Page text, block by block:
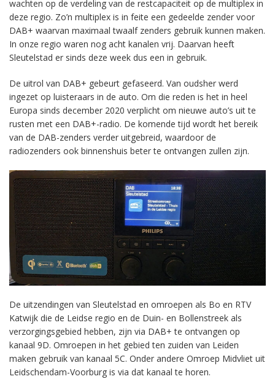
wachten op de verdeling van de restcapaciteit op de multiplex in
deze regio. Zo’n multiplex is in feite een gedeelde zender voor
DAB+ waarvan maximaal twaalf zenders gebruik kunnen maken.
In onze regio waren nog acht kanalen vrij. Daarvan heeft
Sleutelstad er sinds deze week dus een in gebruik.
De uitrol van DAB+ gebeurt gefaseerd. Van oudsher werd
ingezet op luisteraars in de auto. Om die reden is het in heel
Europa sinds december 2020 verplicht om nieuwe auto’s uit te
rusten met een DAB+-radio. De komende tijd wordt het bereik
van de DAB-zenders verder uitgebreid, waardoor de
radiozenders ook binnenshuis beter te ontvangen zullen zijn.
De uitzendingen van Sleutelstad en omroepen als Bo en RTV
Katwijk die de Leidse regio en de Duin- en Bollenstreek als
verzorgingsgebied hebben, zijn via DAB+ te ontvangen op
kanaal 9D. Omroepen in het gebied ten zuiden van Leiden
maken gebruik van kanaal 5C. Onder andere Omroep Midvliet uit
Leidschendam-Voorburg is via dat kanaal te horen.